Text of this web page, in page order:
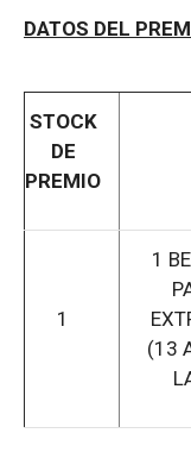
DATOS DEL
STOCK
DE
PREMIO
1
1
(13